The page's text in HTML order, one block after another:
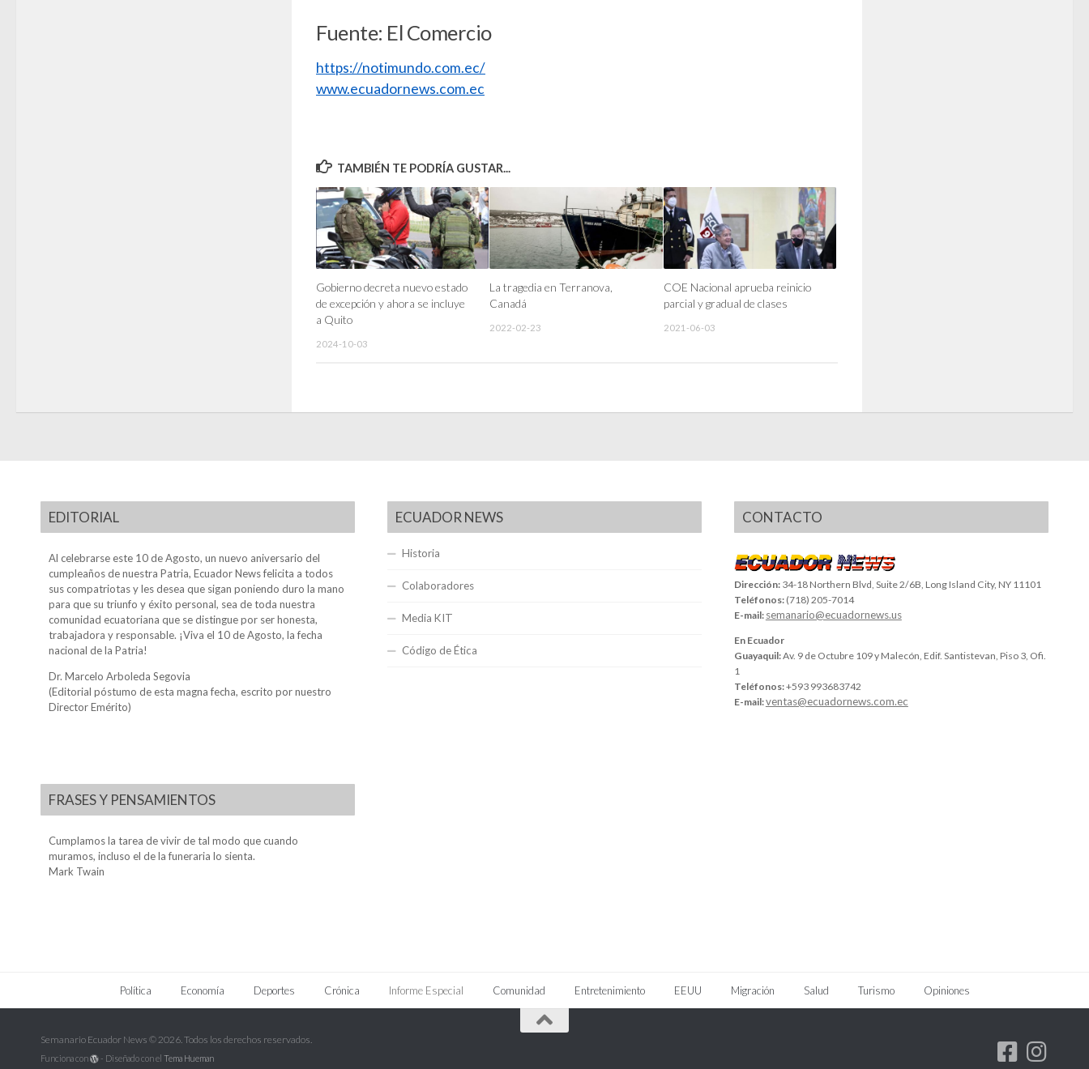
Fuente: El Comercio
https://notimundo.com.ec/
www.ecuadornews.com.ec
TAMBIÉN TE PODRÍA GUSTAR...
Gobierno decreta nuevo estado
de excepción y ahora se incluye
a Quito
2024-10-03
La tragedia en Terranova,
Canadá
2022-02-23
COE Nacional aprueba reinicio
parcial y gradual de clases
2021-06-03
EDITORIAL
Al celebrarse este 10 de Agosto, un nuevo aniversario del
cumpleaños de nuestra Patria, Ecuador News felicita a todos
sus compatriotas y les desea que sigan poniendo duro la mano
para que su triunfo y éxito personal, sea de toda nuestra
comunidad ecuatoriana que se distingue por ser honesta,
trabajadora y responsable. ¡Viva el 10 de Agosto, la fecha
nacional de la Patria!
Dr. Marcelo Arboleda Segovia
(Editorial póstumo de esta magna fecha, escrito por nuestro
Director Emérito)
FRASES Y PENSAMIENTOS
Cumplamos la tarea de vivir de tal modo que cuando
muramos, incluso el de la funeraria lo sienta.
Mark Twain
ECUADOR NEWS
Historia
Colaboradores
Media KIT
Código de Ética
CONTACTO
Dirección: 34-18 Northern Blvd, Suite 2/6B, Long Island City, NY 11101
Teléfonos: (718) 205-7014
E-mail: semanario@ecuadornews.us
En Ecuador
Guayaquil:Av. 9 de Octubre 109 y Malecón, Edif. Santistevan, Piso 3, Ofi.
1
Teléfonos:+593 993683742
E-mail:ventas@ecuadornews.com.ec
Política Economía Deportes Crónica Informe Especial Comunidad Entretenimiento EEUU Migración Salud Turismo Opiniones
Semanario Ecuador News © 2026. Todos los derechos reservados.
Funciona con - Diseñado con el Tema Hueman